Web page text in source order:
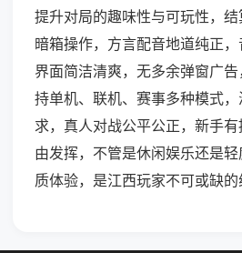
提升对局的趣味性与可玩性，
暗箱操作，方言配音地道纯正，
界面简洁清爽，无多余弹窗广
持单机、联机、赛事多种模式
求，真人对战公平公正，新手
由发挥，不管是休闲娱乐还是
质体验，是江西玩家不可或缺的